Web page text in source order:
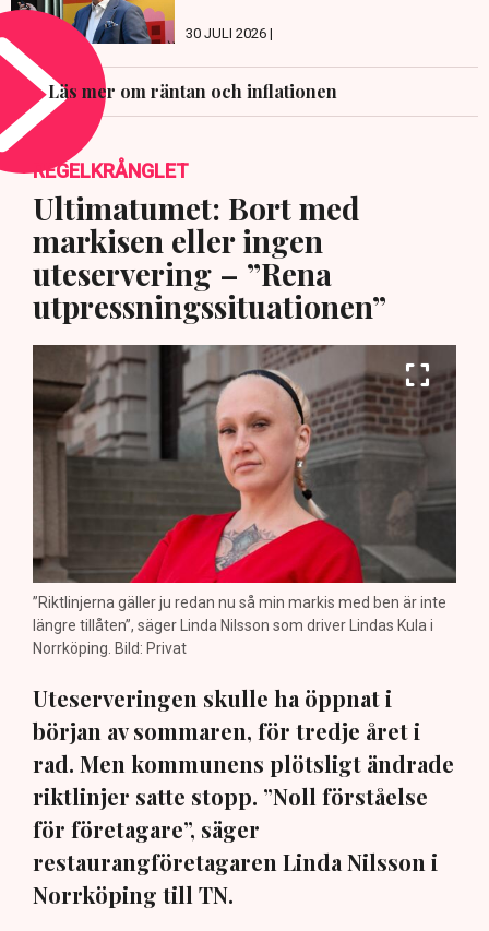
30 JULI 2026 |
Läs mer om räntan och inflationen
REGELKRÅNGLET
Ultimatumet: Bort med
markisen eller ingen
uteservering – ”Rena
utpressningssituationen”
”Riktlinjerna gäller ju redan nu så min markis med ben är inte
längre tillåten”, säger Linda Nilsson som driver Lindas Kula i
Norrköping. Bild: Privat
Uteserveringen skulle ha öppnat i
början av sommaren, för tredje året i
rad. Men kommunens plötsligt ändrade
riktlinjer satte stopp. ”Noll förståelse
för företagare”, säger
restaurangföretagaren Linda Nilsson i
Norrköping till TN.